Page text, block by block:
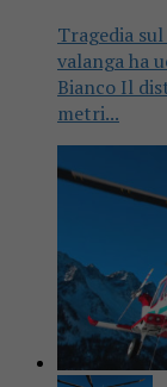
Tragedia
valanga ha
Bianco Il
metri...